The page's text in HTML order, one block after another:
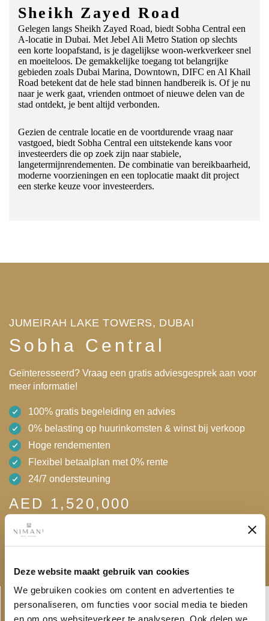
Deze website maakt gebruik van cookies
We gebruiken cookies om content en advertenties te
personaliseren, om functies voor social media te bieden
Sheikh Zayed Road
Gelegen langs Sheikh Zayed Road, biedt Sobha Central een
A-locatie in Dubai. Met Jebel Ali Metro Station op slechts
een korte loopafstand, is je dagelijkse woon-werkverkeersnel
en moeiteloos. De gemakkelijke toegang tot belangrijke
gebieden zoals Dubai Marina, Downtown, DIFC en Al Khail
Road betekent dat de hele stad binnen handbereik is. Ofje nu
naarje werk gaat, vrienden ontmoet ofnieuwe delen van de
stad ontdekt, je bent altijd verbonden.
Gezien de centrale locatie en de voortdurende vraag naar
vastgoed, biedt Sobha Central een uitstekende kans voor
investeerders die op zoek zijn naarstabiele,
langetermijnrendementen. De combinatie van bereikbaarheid,
moderne voorzieningen en een toplocatie maakt dit project
een sterke keuze voor investeerders.
JUMEIRAH LAKE TOWERS, DUBAI
Sobha Central
Geïnteresseerd? Vraag een gratis adviesgesprek aan voor
meer informatie!
100% gratis begeleiding en advies
0% belasting op huurinkomsten & winst bij verkoop
Hoge rendementen
Flexibel betaalplan met 0% rente
24/7 ondersteuning
AED 1,520,000
Gratis adviesgesprek
Linkedin-
in
Envelope